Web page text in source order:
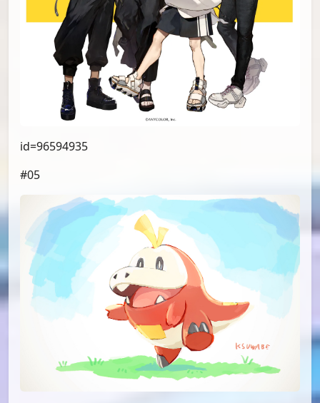
id=96594935
#05